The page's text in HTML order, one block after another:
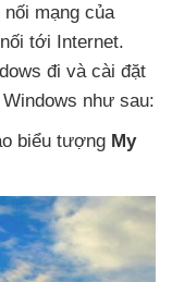
mạng của
tới Internet.
đi và cài đặt
như sau:
biểu tượng My